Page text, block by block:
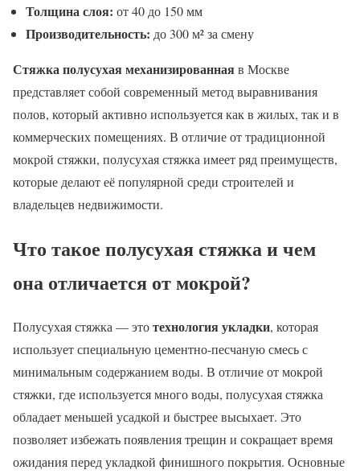
Толщина слоя: от 40 до 150 мм
Производительность: до 300 м² за смену
Стяжка полусухая механизированнаяв Москве
представляет собой современный метод выравнивания
полов, который активно используется как в жилых, так и в
коммерческих помещениях. В отличие от традиционной
мокрой стяжки, полусухая стяжка имеет ряд преимуществ,
которые делают её популярной среди строителей и
владельцев недвижимости.
Что такое полусухая стяжка и чем
она отличается от мокрой?
Полусухая стяжка — этотехнология укладки, которая
использует специальную цементно-песчаную смесь с
минимальным содержанием воды. В отличие от мокрой
стяжки, где используется много воды, полусухая стяжка
обладает меньшей усадкой и быстрее высыхает. Это
позволяет избежать появления трещин и сокращает время
ожидания перед укладкой финишного покрытия. Основные